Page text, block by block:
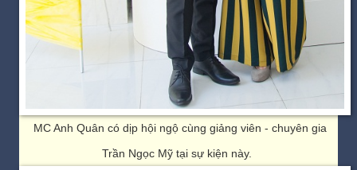
MC Anh Quân có dịp hội ngộ cùng giảng viên - chuyên gia
Trần Ngọc Mỹ tại sự kiện này.